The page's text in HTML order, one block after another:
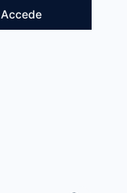
Accede